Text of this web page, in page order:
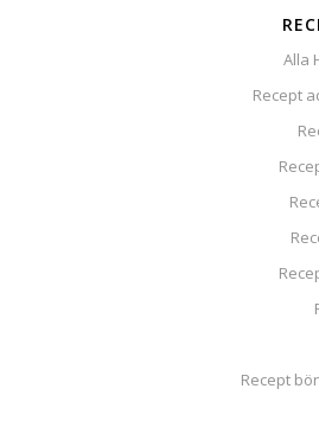
Alla
Recept
Recept